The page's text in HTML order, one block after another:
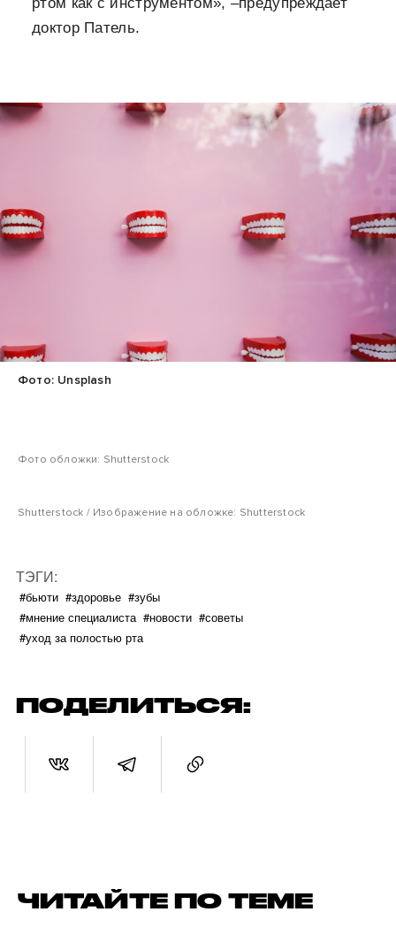
доктор Патель.
Фото: Unsplash
Фото обложки: Shutterstock
Shutterstock / Изображение на обложке: Shutterstock
ТЭГИ:
#бьюти #здоровье #зубы
#мнение специалиста #новости #советы
#уход за полостью рта
ПОДЕЛИТЬСЯ:
ЧИТАЙТЕ ПО ТЕМЕ